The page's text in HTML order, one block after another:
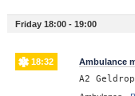
Friday 18:00 - 19:00
18:32 Ambulance
A2